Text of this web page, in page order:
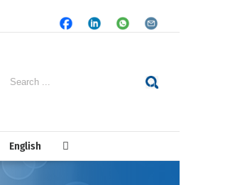
FacebookLinkedInWhatsapp
Email
Search
English